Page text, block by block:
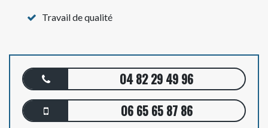
Travail de qualité
04 82 29 49 96
06 65 65 87 86